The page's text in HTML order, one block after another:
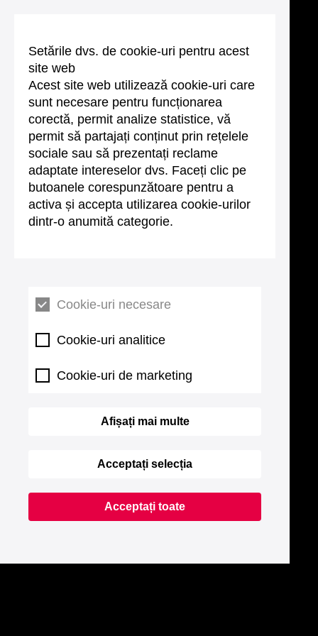
Setările dvs. de cookie-uri pentru acest
site web
Acest site web utilizează cookie-uri care
sunt necesare pentru funcționarea
corectă, permit analize statistice, vă
permit să partajați conținut prin rețelele
sociale sau să prezentați reclame
adaptate intereselor dvs. Faceți clic pe
butoanele corespunzătoare pentru a
activa și accepta utilizarea cookie-urilor
dintr-o anumită categorie.
Cookie-uri necesare
Cookie-uri analitice
Cookie-uri de marketing
Afișați mai multe
Acceptați selecția
Acceptați toate